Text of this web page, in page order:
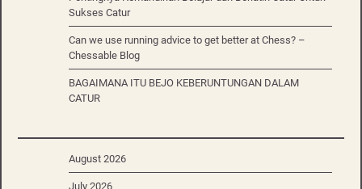
Sukses Catur
Can we use running advice to get better at Chess? –
Chessable Blog
BAGAIMANA ITU BEJO KEBERUNTUNGAN DALAM
CATUR
August 2026
July 2026